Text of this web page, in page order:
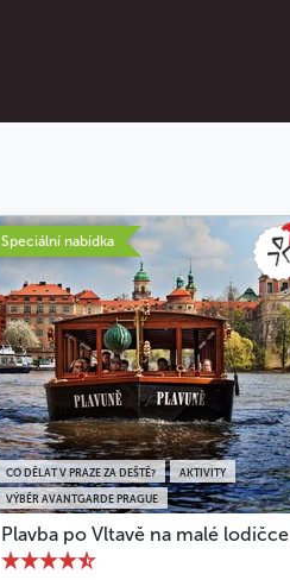
Speciální nabídka
VÝBĚR AVANTGARDE PRAGUE
CO DĚLAT V PRAZE ZA DEŠTĚ? AKTIVITY
Plavba po Vltavě na malé lodičce